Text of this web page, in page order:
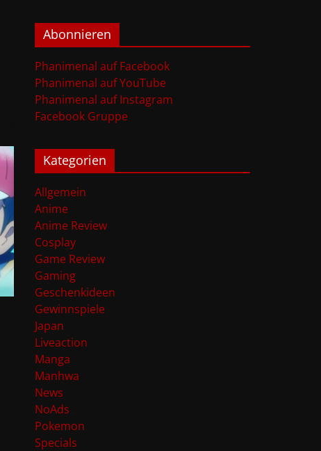
Abonnieren
Phanimenal auf Facebook
Phanimenal auf YouTube
Phanimenal auf Instagram
Facebook Gruppe
Kategorien
Allgemein
Anime
Anime Review
Cosplay
Game Review
Gaming
Geschenkideen
Gewinnspiele
Japan
Liveaction
Manga
Manhwa
News
NoAds
Pokemon
Specials